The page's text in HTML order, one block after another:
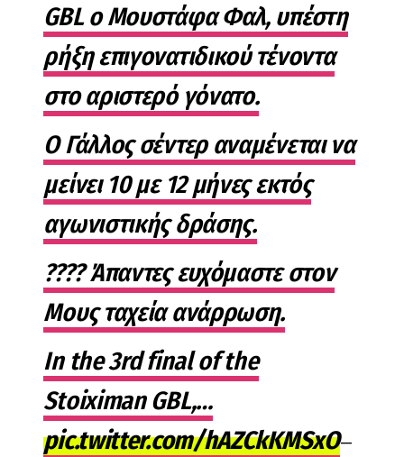
GBL ο Μουστάφα Φαλ, υπέστη
ρήξη επιγονατιδικού τένοντα
στο αριστερό γόνατο.
Ο Γάλλος σέντερ αναμένεται να
μείνει 10 με 12 μήνες εκτός
αγωνιστικής δράσης.
???? Άπαντες ευχόμαστε στον
Μους ταχεία ανάρρωση.
In the 3rd final of the
Stoiximan GBL,…
pic.twitter.com/hAZCkKMSxO—